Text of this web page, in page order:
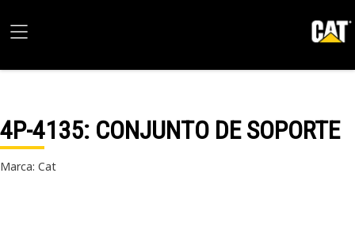
4P-4135: CONJUNTO DE SOPORTE
Marca: Cat